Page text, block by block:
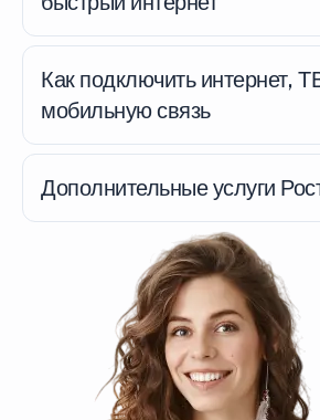
Как подключить интернет,
мобильную связь
Дополнительные услуги